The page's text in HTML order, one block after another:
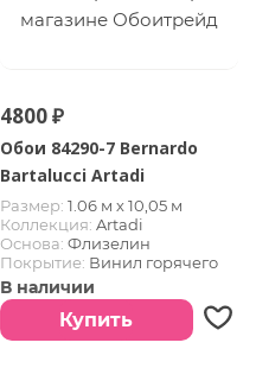
4800 ₽
Обои 84290-7 Bernardo
Bartalucci Artadi
Размер: 1.06 м х 10,05 м
Коллекция: Artadi
Основа: Флизелин
Покрытие: Винил горячего
тиснения
Страна:Южная Корея
В наличии
Купить